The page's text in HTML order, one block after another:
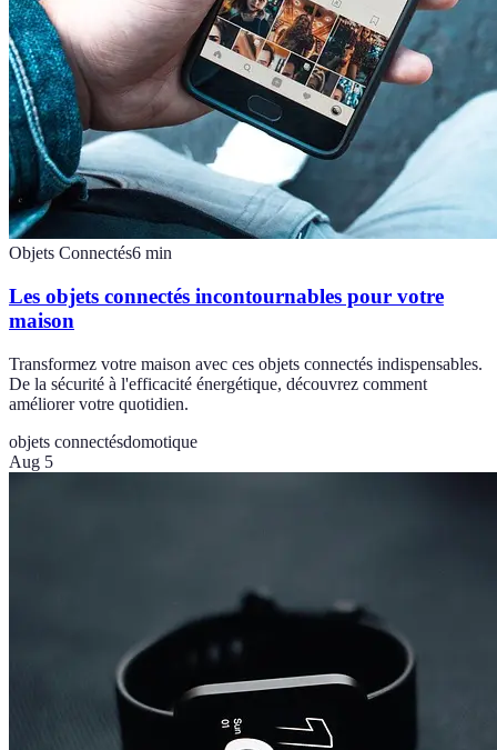
Objets Connectés6 min
Les objets connectés incontournables pour votre
maison
Transformez votre maison avec ces objets connectés indispensables.
De la sécurité à l'efficacité énergétique, découvrez comment
améliorer votre quotidien.
objets connectésdomotique
Aug 5